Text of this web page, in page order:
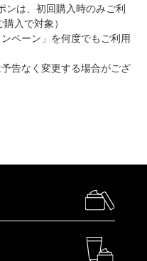
ンは、初回購入時のみご利
入で対象）
ペーン」を何度でもご利用
告なく変更する場合がござ